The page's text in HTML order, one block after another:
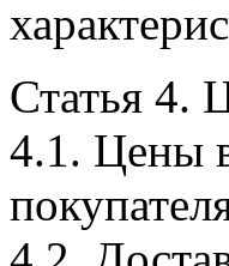
Статья 4.
4.1. Цены